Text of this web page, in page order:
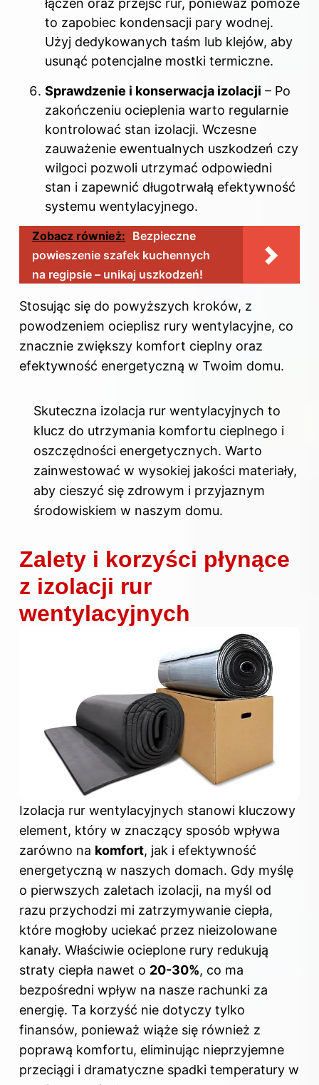
łączeń oraz przejść rur, ponieważ pomoże
to zapobiec kondensacji pary wodnej.
Użyj dedykowanych taśm lub klejów, aby
usunąć potencjalne mostki termiczne.
Sprawdzenie i konserwacja izolacji – Po
zakończeniu ocieplenia warto regularnie
kontrolować stan izolacji. Wczesne
zauważenie ewentualnych uszkodzeń czy
wilgoci pozwoli utrzymać odpowiedni
stan i zapewnić długotrwałą efektywność
systemu wentylacyjnego.
Zobacz również: Bezpieczne
powieszenie szafek kuchennych
na regipsie – unikaj uszkodzeń!
Stosując się do powyższych kroków, z
powodzeniem ocieplisz rury wentylacyjne, co
znacznie zwiększy komfort cieplny oraz
efektywność energetyczną w Twoim domu.
Skuteczna izolacja rur wentylacyjnych to
klucz do utrzymania komfortu cieplnego i
oszczędności energetycznych. Warto
zainwestować w wysokiej jakości materiały,
aby cieszyć się zdrowym i przyjaznym
środowiskiem w naszym domu.
Zalety i korzyści płynące
z izolacji rur
wentylacyjnych
Izolacja rur wentylacyjnych stanowi kluczowy
element, który w znaczący sposób wpływa
zarówno na komfort, jak i efektywność
energetyczną w naszych domach. Gdy myślę
o pierwszych zaletach izolacji, na myśl od
razu przychodzi mi zatrzymywanie ciepła,
które mogłoby uciekać przez nieizolowane
kanały. Właściwie ocieplone rury redukują
straty ciepła nawet o 20-30%, co ma
bezpośredni wpływ na nasze rachunki za
energię. Ta korzyść nie dotyczy tylko
finansów, ponieważ wiąże się również z
poprawą komfortu, eliminując nieprzyjemne
przeciągi i dramatyczne spadki temperatury w